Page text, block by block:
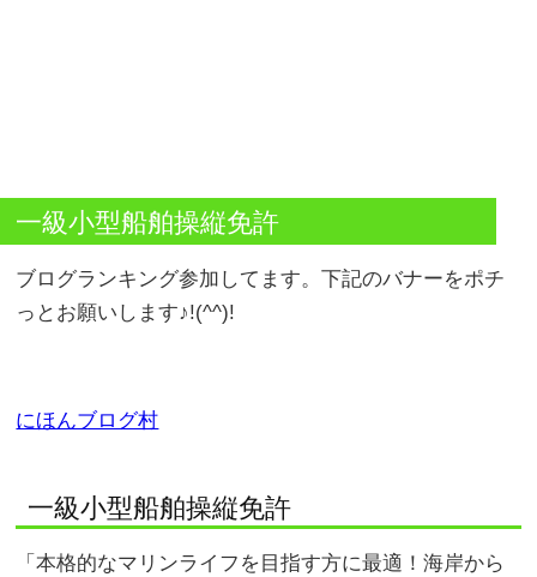
一級小型船舶操縦免許
ブログランキング参加してます。下記のバナーをポチ
っとお願いします♪!(^^)!
にほんブログ村
一級小型船舶操縦免許
「本格的なマリンライフを目指す方に最適！海岸から